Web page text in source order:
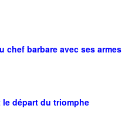
barbare avec ses armes
départ du triomphe